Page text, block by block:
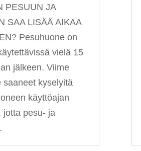
PESUUN JA
SAA LISÄÄ AIKAA
Pesuhuone on
vielä 15
jälkeen. Viime
saaneet kyselyitä
käyttöajan
jotta pesu- ja